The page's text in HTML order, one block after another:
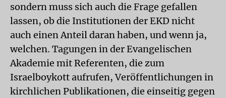
sondern muss sich auch die Frage gefallen
lassen, ob die Institutionen der EKD nicht
auch einen Anteil daran haben, und wenn ja,
welchen. Tagungen in der Evangelischen
Akademie mit Referenten, die zum
Israelboykott aufrufen, Veröffentlichungen in
kirchlichen Publikationen, die einseitig gegen